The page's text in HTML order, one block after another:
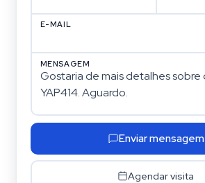
E-MAIL
MENSAGEM
Enviar mensagem
Agendar visita